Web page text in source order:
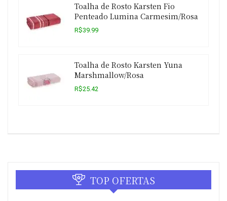
Toalha de Rosto Karsten Fio
Penteado Lumina Carmesim/Rosa
R$39.99
Toalha de Rosto Karsten Yuna
Marshmallow/Rosa
R$25.42
TOP OFERTAS